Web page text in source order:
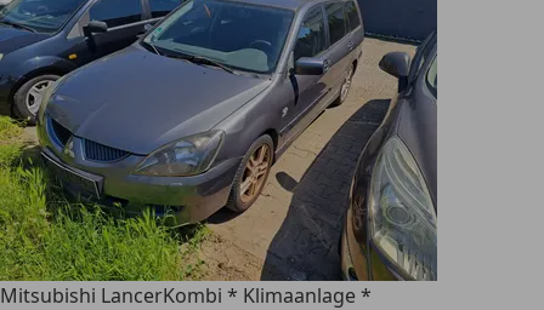
Mitsubishi LancerKombi * Klimaanlage *